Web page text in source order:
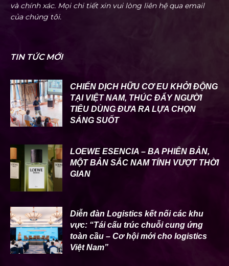
và chính xác. Mọi chi tiết xin vui lòng liên hệ qua email
của chúng tôi.
TIN TỨC MỚI
CHIẾN DỊCH HỮU CƠ EU KHỞI ĐỘNG
TẠI VIỆT NAM, THÚC ĐẨY NGƯỜI
TIÊU DÙNG ĐƯA RA LỰA CHỌN
SÁNG SUỐT
LOEWE ESENCIA – BA PHIÊN BẢN,
MỘT BẢN SẮC NAM TÍNH VƯỢT THỜI
GIAN
Diễn đàn Logistics kết nối các khu
vực: “Tái cấu trúc chuỗi cung ứng
toàn cầu – Cơ hội mới cho logistics
Việt Nam”